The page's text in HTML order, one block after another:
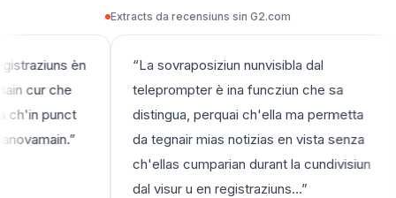
Utilisà en ils mumaents nua che notizias visiblas èn in
Extracts da recensiuns sin G2.com
èn
cur che
punct
”
La sovraposiziun nunvisibla dal
teleprompter è ina funcziun che sa
distingua, perquai ch'ella ma permetta
da tegnair mias notizias en vista senza
ch'ellas cumparian durant la cundivisiun
dal visur u en registraziuns…”